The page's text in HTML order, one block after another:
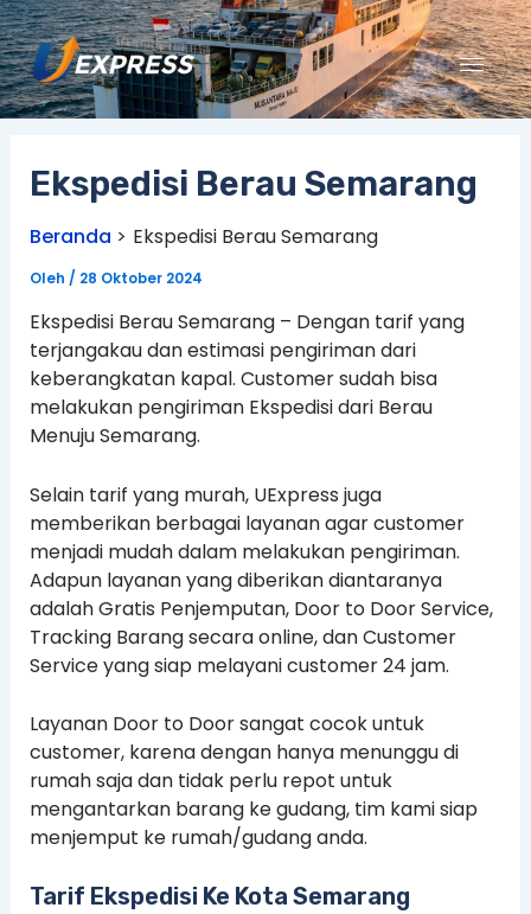
Lewati
ke
konten
Ekspedisi Berau Semarang
Beranda Ekspedisi Berau Semarang
Oleh / 28 Oktober 2024
Ekspedisi Berau Semarang – Dengan tarif yang
terjangakau dan estimasi pengiriman dari
keberangkatan kapal. Customer sudah bisa
melakukan pengiriman Ekspedisi dari Berau
Menuju Semarang.
Selain tarif yang murah, UExpress juga
memberikan berbagai layanan agar customer
menjadi mudah dalam melakukan pengiriman.
Adapun layanan yang diberikan diantaranya
adalah Gratis Penjemputan, Door to Door Service,
Tracking Barang secara online, dan Customer
Service yang siap melayani customer 24 jam.
Layanan Door to Door sangat cocok untuk
customer, karena dengan hanya menunggu di
rumah saja dan tidak perlu repot untuk
mengantarkan barang ke gudang, tim kami siap
menjemput ke rumah/gudang anda.
Tarif Ekspedisi Ke Kota Semarang